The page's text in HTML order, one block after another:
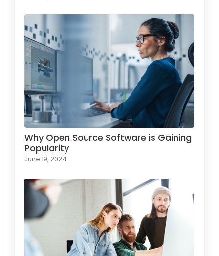
Why Open Source Software is Gaining
Popularity
June 19, 2024